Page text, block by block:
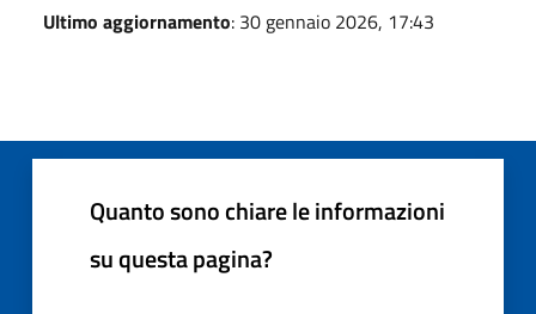
Ultimo aggiornamento: 30 gennaio 2026, 17:43
Quanto sono chiare le informazioni
su questa pagina?